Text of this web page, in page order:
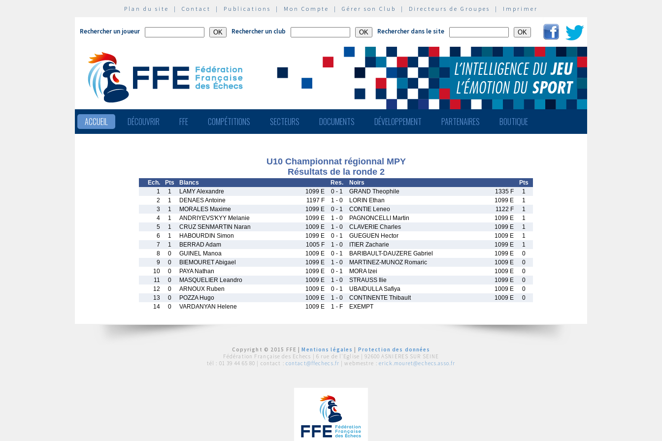
Plan du site | Contact | Publications | Mon Compte | Gérer son Club | Directeurs de Groupes | Imprimer
Rechercher un joueur Rechercher un club Rechercher dans le site
ACCUEIL DÉCOUVRIR FFE COMPÉTITIONS SECTEURS DOCUMENTS DÉVELOPPEMENT PARTENAIRES BOUTIQUE
U10 Championnat régionnal MPY
Résultats de la ronde 2
Ech. Pts Blancs Res. Noirs
Pts
1
1 LAMY Alexandre 1099 E 0 - 1 GRAND Theophile 1335 F
1
2
1 DENAES Antoine 1197 F 1 - 0 LORIN Ethan 1099 E
1
3
1 MORALES Maxime 1099 E 0 - 1 CONTIE Leneo 1122 F
1
4
1 ANDRIYEVS'KYY Melanie 1099 E 1 - 0 PAGNONCELLI Martin 1099 E
1
5
1 CRUZ SENMARTIN Naran 1009 E 1 - 0 CLAVERIE Charles 1099 E
1
6
1 HABOURDIN Simon 1099 E 0 - 1 GUEGUEN Hector 1009 E
1
7
1 BERRAD Adam 1005 F 1 - 0 ITIER Zacharie 1099 E
1
8
0 GUINEL Manoa 1009 E 0 - 1 BARIBAULT-DAUZERE Gabriel 1099 E
0
9
0 BIEMOURET Abigael 1099 E 1 - 0 MARTINEZ-MUNOZ Romaric 1009 E
0
10
0 PAYA Nathan 1099 E 0 - 1 MORA Izei 1009 E
0
11
0 MASQUELIER Leandro 1009 E 1 - 0 STRAUSS Ilie 1099 E
0
12
0 ARNOUX Ruben 1009 E 0 - 1 UBAIDULLA Safiya 1009 E
0
13
0 POZZA Hugo 1009 E 1 - 0 CONTINENTE Thibault 1009 E
0
14
0 VARDANYAN Helene 1009 E 1 - F EXEMPT
Copyright © 2015 FFE |Mentions légales
Protection des données
Fédération Française des Echecs | 6 rue de l'Eglise | 92600 ASNIERES SUR SEINE
tél : 01 39 44 65 80 | contact : contact@ffechecs.fr | webmestre : erick.mouret@echecs.asso.fr